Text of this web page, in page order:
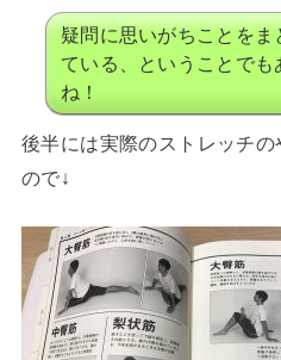
疑問に思いがちことをま
ている、ということでも
ね！
後半には実際のストレッチ
ので↓